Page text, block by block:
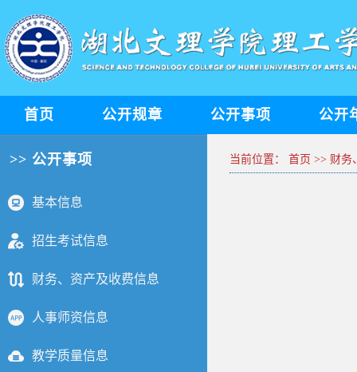
首页 公开规章 公开事项 公开
>> 公开事项
基本信息
招生考试信息
财务、资产及收费信息
人事师资信息
教学质量信息
当前位置： 首页 >> 财务